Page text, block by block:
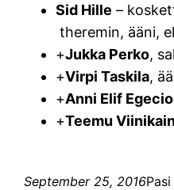
Sid Hille –
theremin, ääni,
+Jukka Perko,
+Virpi Taskila,
+Anni Elif
+Teemu
September 25, 2016